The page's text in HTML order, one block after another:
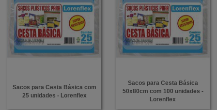
Sacos para Cesta Básica com
25 unidades - Lorenflex
Sacos para Cesta Básica
50x80cm com 100 unidades -
Lorenflex